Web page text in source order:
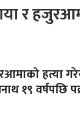
र
हत्या
१९ वर्षपछि